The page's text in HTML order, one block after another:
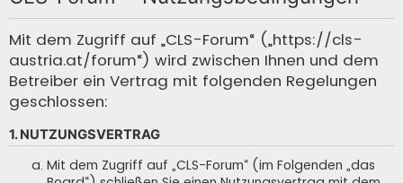
Mit dem Zugriff auf „CLS-Forum“ („https://cls-
austria.at/forum“) wird zwischen Ihnen und dem
Betreiber ein Vertrag mit folgenden Regelungen
geschlossen:
1. NUTZUNGSVERTRAG
Mit dem Zugriff auf „CLS-Forum“ (im Folgenden „das